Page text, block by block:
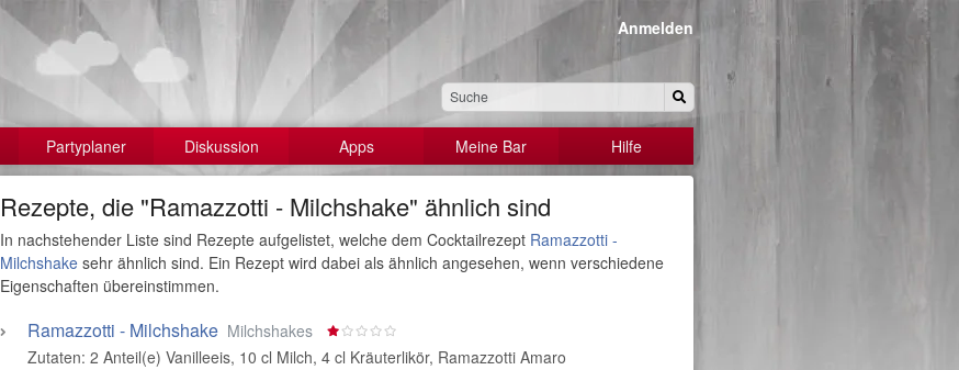
Anmelden
Partyplaner Diskussion Apps Meine Bar Hilfe
Rezepte, die "Ramazzotti - Milchshake" ähnlich sind
In nachstehender Liste sind Rezepte aufgelistet, welche dem Cocktailrezept Ramazzotti -
Milchshakesehr ähnlich sind. Ein Rezept wird dabei als ähnlich angesehen, wenn verschiedene
Eigenschaften übereinstimmen.
Ramazzotti - Milchshake Milchshakes
Zutaten: 2 Anteil(e) Vanilleeis, 10 cl Milch, 4 cl Kräuterlikör, Ramazzotti Amaro